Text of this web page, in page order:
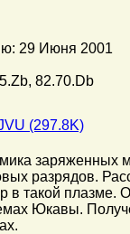
29 Июня 2001
82.70.Db
(297.8K)
заряженных
разрядов.
в такой
Юкавы.